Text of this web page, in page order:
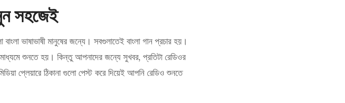
সহজেই
বাংলা ভাষাভাষী মানুষের জন্যে। সবগুলাতেই বাংলা গান প্রচার হয়।
শুনতে হয়। কিন্তু আপনাদের জন্যে সুখবর, প্রতিটা রেডিওর
প্লেয়ারে ঠিকানা গুলো পেস্ট করে দিয়েই আপনি রেডিও শুনতে
শুনুন সহজেই